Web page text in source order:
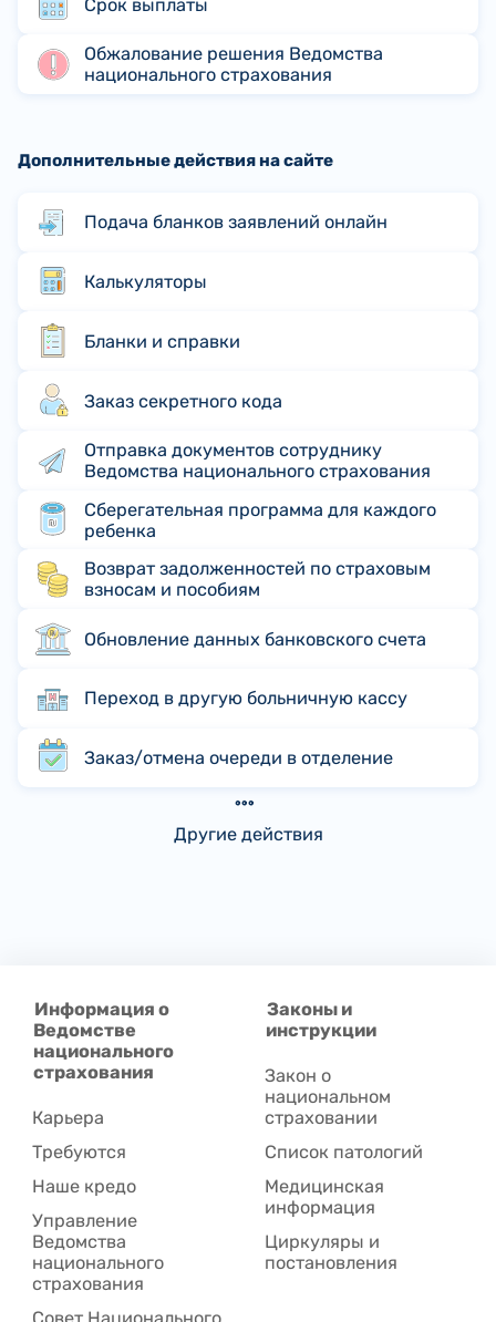
Срок выплаты
Обжалование решения Ведомства
национального страхования
Дополнительные действия на сайте
Подача бланков заявлений онлайн
Калькуляторы
Бланки и справки
Заказ секретного кода
Отправка документов сотруднику
Ведомства национального страхования
Сберегательная программа для каждого
ребенка
Возврат задолженностей по страховым
взносам и пособиям
Обновление данных банковского счета
Переход в другую больничную кассу
Заказ/отмена очереди в отделение
Другие действия
Информация о
Ведомстве
национального
страхования
Карьера
Требуются
Наше кредо
Управление
Ведомства
национального
страхования
Совет Национального
Законы и
инструкции
Закон о
национальном
страховании
Список патологий
Медицинская
информация
Циркуляры и
постановления